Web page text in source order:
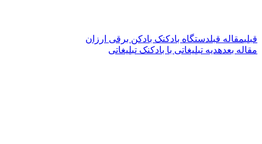
قبلیمقاله قبلدستگاه بادکنک بادکن برقی ارزان
مقاله بعدهدیه تبلیغاتی با بادکنک تبلیغاتی